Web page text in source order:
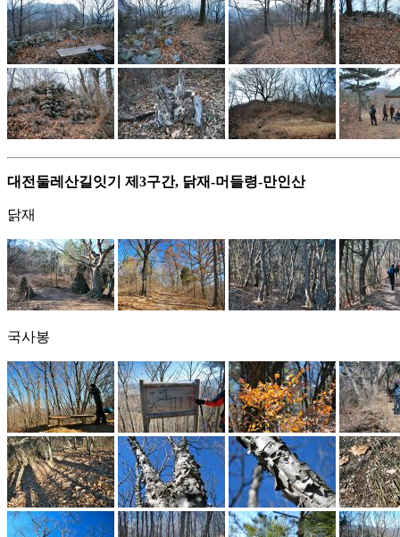
대전둘레산길잇기 제3구간, 닭재-머들령-만인산
닭재
국사봉